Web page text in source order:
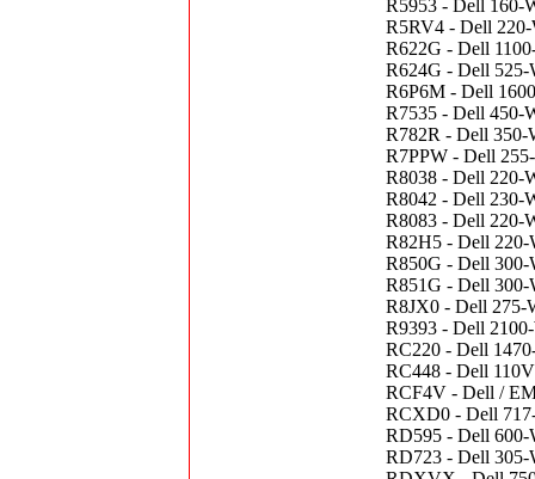
R5953 - Dell 160-
R5RV4 - Dell 220-
R622G - Dell
R624G - Dell 525-
R6P6M - Dell
R7535 - Dell 450-
R782R - Dell 350-
R7PPW - Dell
R8038 - Dell 220-
R8042 - Dell 230-
R8083 - Dell 220-
R82H5 - Dell 220-
R850G - Dell 300-
R851G - Dell 300-
R8JX0 - Dell 275-
R9393 - Dell
RC220 - Dell
RC448 - Dell
RCF4V - Dell /
RCXD0 - Dell
RD595 - Dell 600-
RD723 - Dell 305-